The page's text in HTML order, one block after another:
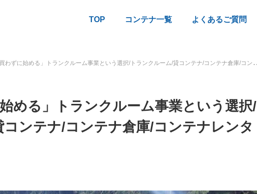
TOP コンテナ一覧 よくあるご質問
わずに始める」トランクルーム事業という選択/トランクルーム/貸コンテナ/コンテナ倉庫/コンテナレンタル
める」トランクルーム事業という選択/
コンテナ/コンテナ倉庫/コンテナレンタ